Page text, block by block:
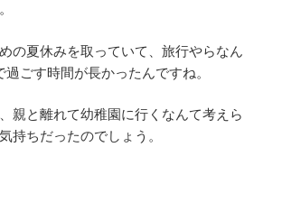
の夏休みを取っていて、旅行やらなん
ごす時間が長かったんですね。
親と離れて幼稚園に行くなんて考えら
持ちだったのでしょう。